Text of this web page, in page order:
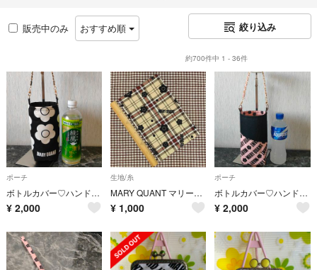
販売中のみ おすすめ順 絞り込み
約700件中 1 - 36件
ポーチ
ボトルカバー♡ハンドメイド
¥ 2,000
生地/糸
MARY QUANT マリークヮント 生地 ハギレ タータンチェック ベージュ
¥ 1,000
ポーチ
ボトルカバー♡ハンドメイド
¥ 2,000